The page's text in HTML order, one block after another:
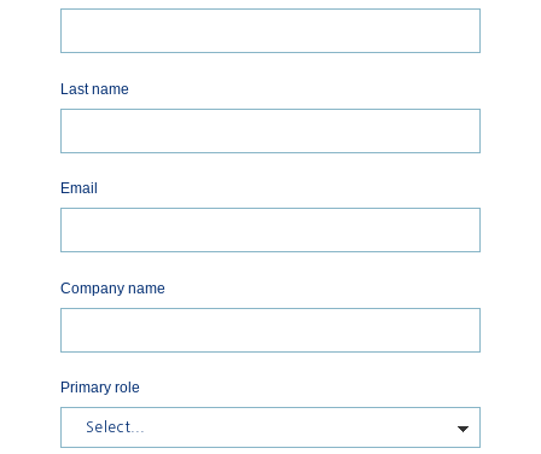
Last name
Email
Company name
Primary role